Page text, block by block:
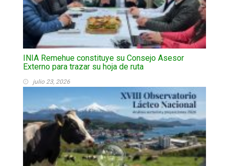
INIA Remehue constituye su Consejo Asesor
Externo para trazar su hoja de ruta
julio 23, 2026